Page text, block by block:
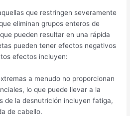
que restringen severamente
eliminan grupos enteros de
pueden resultar en una rápida
pueden tener efectos negativos
efectos incluyen:
a menudo no proporcionan
lo que puede llevar a la
de la desnutrición incluyen fatiga,
de cabello.